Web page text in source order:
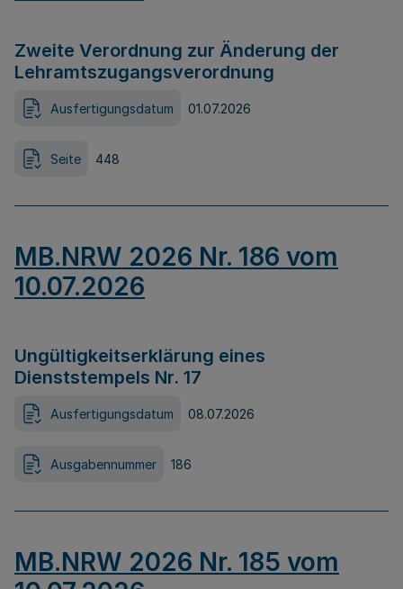
Zweite Verordnung zur Änderung der
Lehramtszugangsverordnung
Ausfertigungsdatum 01.07.2026
Seite 448
MB.NRW 2026 Nr. 186 vom
10.07.2026
Ungültigkeitserklärung eines
Dienststempels Nr. 17
Ausfertigungsdatum 08.07.2026
Ausgabennummer 186
MB.NRW 2026 Nr. 185 vom